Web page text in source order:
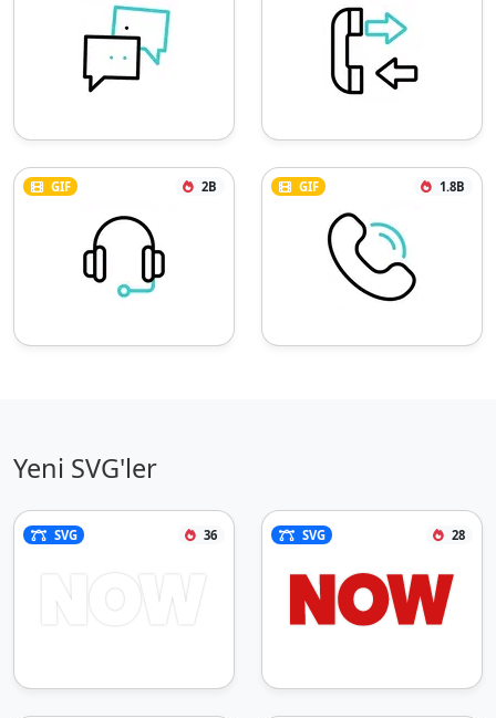
GIF 2B GIF 1.8B
Yeni SVG'ler
SVG 36 SVG 28